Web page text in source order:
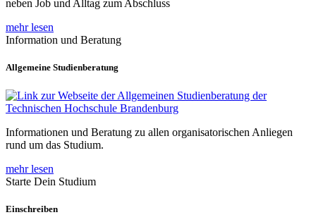
neben Job und Alltag zum Abschluss
mehr lesen
Information und Beratung
Allgemeine Studienberatung
Informationen und Beratung zu allen organisatorischen Anliegen
rund um das Studium.
mehr lesen
Starte Dein Studium
Einschreiben